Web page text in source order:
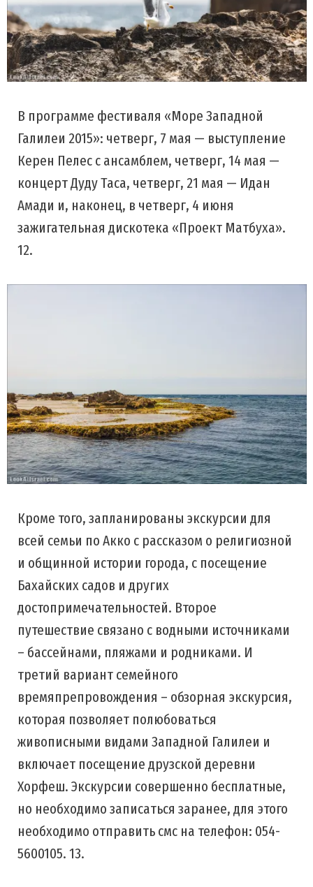
В программе фестиваля «Море Западной
Галилеи 2015»: четверг, 7 мая — выступление
Керен Пелес с ансамблем, четверг, 14 мая —
концерт Дуду Таса, четверг, 21 мая — Идан
Амади и, наконец, в четверг, 4 июня
зажигательная дискотека «Проект Матбуха».
12.
Кроме того, запланированы экскурсии для
всей семьи по Акко с рассказом о религиозной
и общинной истории города, с посещение
Бахайских садов и других
достопримечательностей. Второе
путешествие связано с водными источниками
– бассейнами, пляжами и родниками. И
третий вариант семейного
времяпрепровождения – обзорная экскурсия,
которая позволяет полюбоваться
живописными видами Западной Галилеи и
включает посещение друзской деревни
Хорфеш. Экскурсии совершенно бесплатные,
но необходимо записаться заранее, для этого
необходимо отправить смс на телефон: 054-
5600105. 13.